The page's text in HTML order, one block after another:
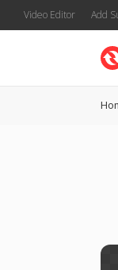
Video Editor Add